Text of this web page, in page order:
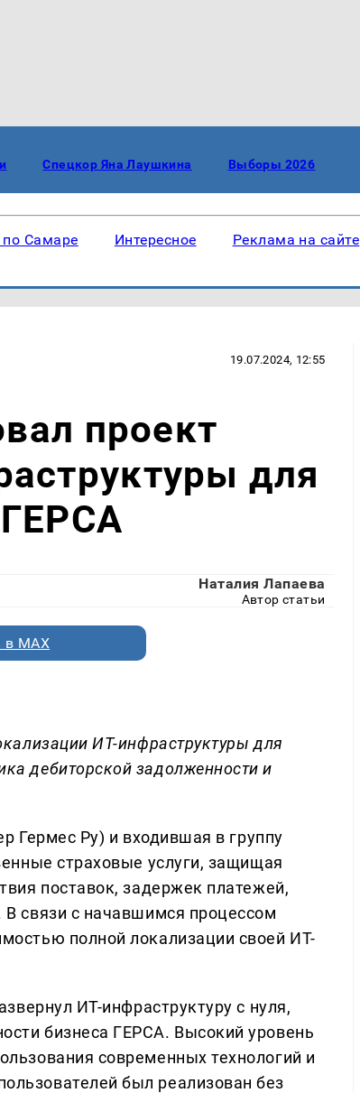
Спецкор Яна Лаушкина Выборы 2026
Самаре Интересное Реклама на сайте
19.07.2024, 12:55
проект
для
Наталия Лапаева
Автор статьи
в MAX
ИТ-инфраструктуры для
дебиторской задолженности и
Гермес Ру) и входившая в группу
страховые услуги, защищая
поставок, задержек платежей,
В связи с начавшимся процессом
полной локализации своей ИТ-
ИТ-инфраструктуру с нуля,
бизнеса ГЕРСА. Высокий уровень
современных технологий и
был реализован без